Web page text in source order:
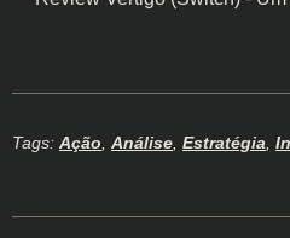
Tags: Ação Análise Estratégia